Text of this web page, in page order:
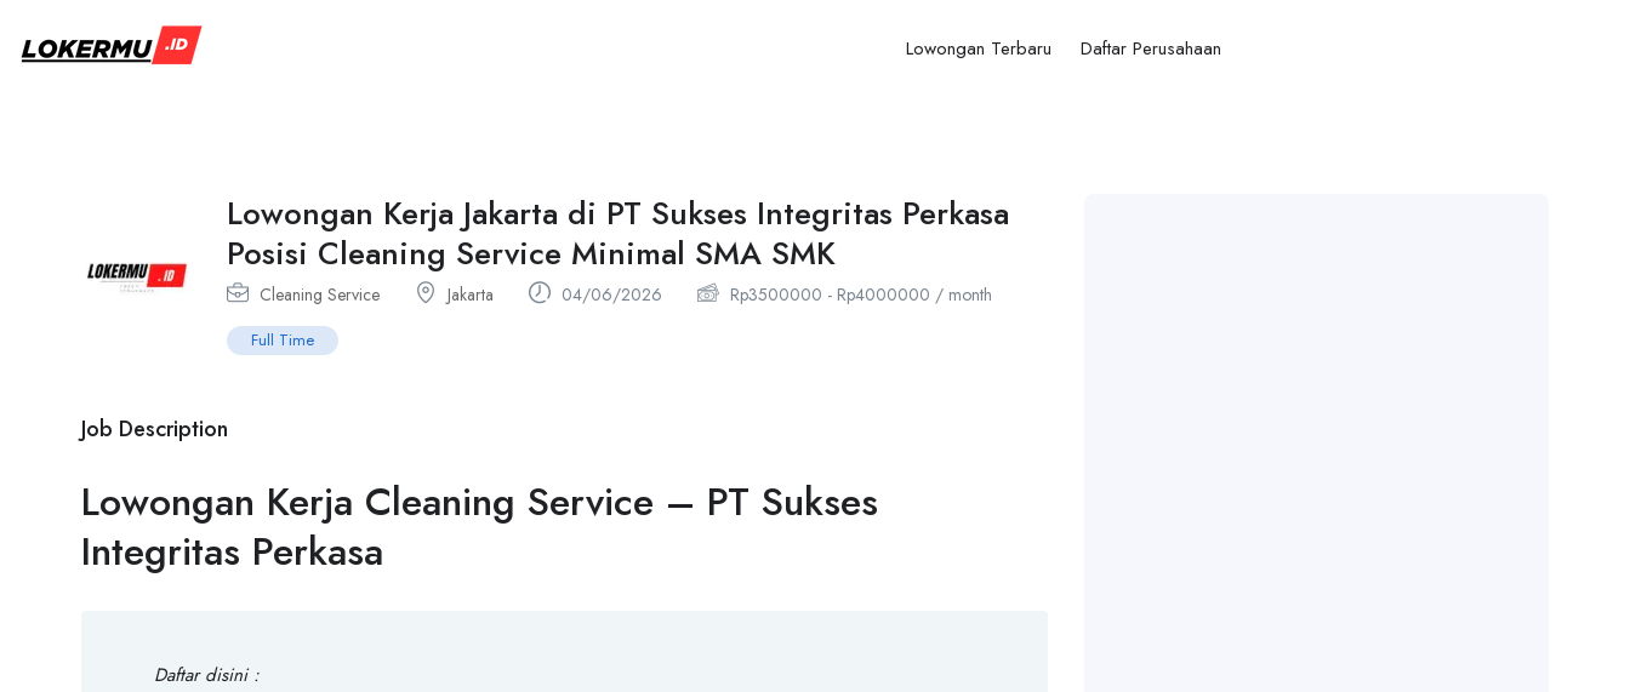
Lowongan Terbaru Daftar Perusahaan
Lowongan Kerja Jakarta di PT Sukses Integritas Perkasa
Posisi Cleaning Service Minimal SMA SMK
Cleaning Service Jakarta 04/06/2026 Rp3500000 - Rp4000000 / month
Full Time
Job Description
Lowongan Kerja Cleaning Service – PT Sukses
Integritas Perkasa
Daftar disini :